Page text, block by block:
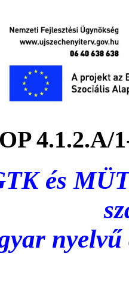
4.1.2.A/
és